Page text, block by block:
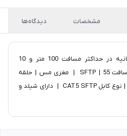
مشخصات دیدگاه‌ها
سرعت 10/100 مگابایت بر ثانیه در حداکثر مسافت 100 متر و 10
گیگابیت بر ثانیه در حداکثر مسافت 55 | SFTP | مغزی مس | حلقه
305 متری | دارای روکش PVC | نوع کابل CAT5 SFTP | دارای شیلد و